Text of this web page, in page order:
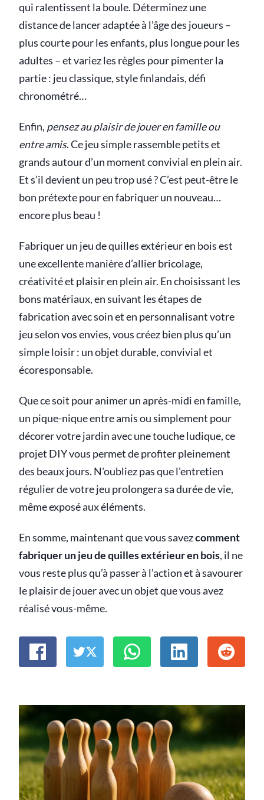
qui ralentissent la boule. Déterminez une
distance de lancer adaptée à l’âge des joueurs –
plus courte pour les enfants, plus longue pour les
adultes – et variez les règles pour pimenter la
partie : jeu classique, style finlandais, défi
chronométré…
Enfin, pensez au plaisir de jouer en famille ou
entre amis. Ce jeu simple rassemble petits et
grands autour d’un moment convivial en plein air.
Et s’il devient un peu trop usé ? C’est peut-être le
bon prétexte pour en fabriquer un nouveau…
encore plus beau !
Fabriquer un jeu de quilles extérieur en bois est
une excellente manière d’allier bricolage,
créativité et plaisir en plein air. En choisissant les
bons matériaux, en suivant les étapes de
fabrication avec soin et en personnalisant votre
jeu selon vos envies, vous créez bien plus qu’un
simple loisir : un objet durable, convivial et
écoresponsable.
Que ce soit pour animer un après-midi en famille,
un pique-nique entre amis ou simplement pour
décorer votre jardin avec une touche ludique, ce
projet DIY vous permet de profiter pleinement
des beaux jours. N'oubliez pas que l'entretien
régulier de votre jeu prolongera sa durée de vie,
même exposé aux éléments.
En somme, maintenant que vous savezcomment
fabriquer un jeu de quilles extérieur en bois, il ne
vous reste plus qu’à passer à l’action et à savourer
le plaisir de jouer avec un objet que vous avez
réalisé vous-même.